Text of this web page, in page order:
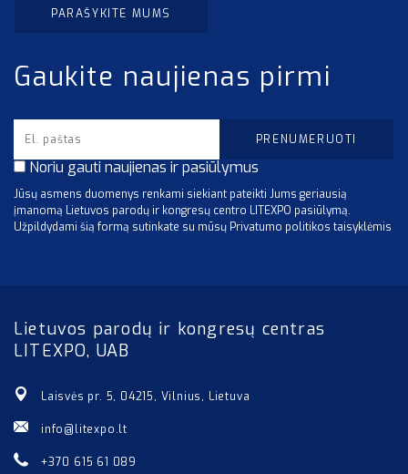
PARAŠYKITE MUMS
Gaukite naujienas pirmi
Noriu gauti naujienas ir pasiūlymus
Jūsų asmens duomenys renkami siekiant pateikti Jums geriausią
įmanomą Lietuvos parodų ir kongresų centro LITEXPO pasiūlymą.
Užpildydami šią formą sutinkate su mūsų Privatumo politikos taisyklėmis
Lietuvos parodų ir kongresų centras
LITEXPO, UAB
Laisvės pr. 5, 04215, Vilnius, Lietuva
info@litexpo.lt
+370 615 61 089